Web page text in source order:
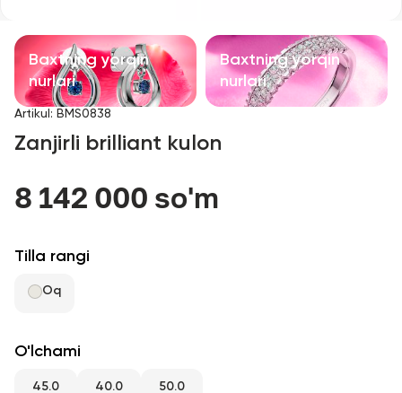
Aksessuarlar
Sevimli
RU
Baxtning yorqin
nurlari
Baxtning yorqin
nurlari
Artikul : BMS0838
Zanjirli brilliant kulon
8 142 000 so'm
Tilla rangi
Oq
O'lchami
45.0 40.0 50.0